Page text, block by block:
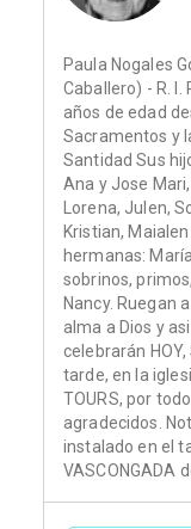
Paula Nogales
Caballero) - R. I.
años de edad
Sacramentos y
Santidad Sus
Ana y Jose
Lorena, Julen,
Kristian,
hermanas:
sobrinos,
Nancy. Ruegan
alma a Dios y
celebrarán HOY,
tarde, en la
TOURS, por
agradecidos.
instalado en el
VASCONGADA